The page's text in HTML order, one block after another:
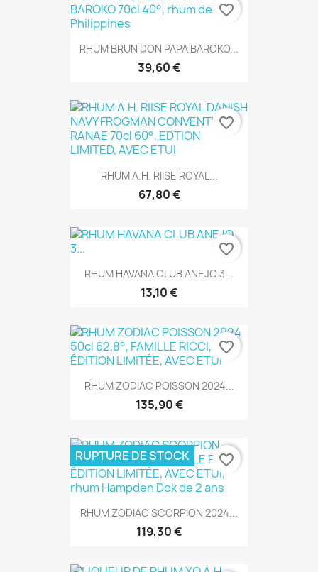
RHUM BRUN DON PAPA BAROKO...
39,60 €
favorite_border
RHUM A.H. RIISE ROYAL...
67,80 €
favorite_border
RHUM HAVANA CLUB ANEJO 3...
13,10 €
favorite_border
RHUM ZODIAC POISSON 2024...
135,90 €
favorite_border
RHUM ZODIAC SCORPION 2024...
119,30 €
RUPTURE DE STOCK favorite_border